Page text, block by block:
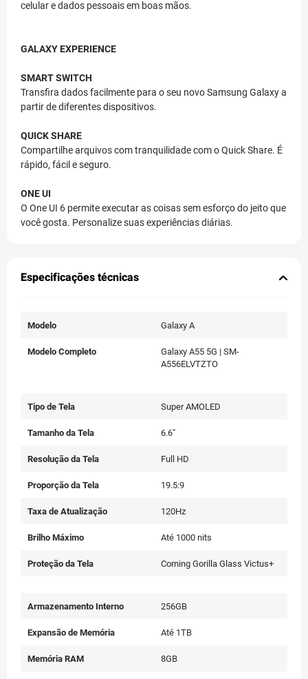
celular e dados pessoais em boas mãos.
GALAXY EXPERIENCE
SMART SWITCH
Transfira dados facilmente para o seu novo Samsung Galaxy a
partir de diferentes dispositivos.
QUICK SHARE
Compartilhe arquivos com tranquilidade com o Quick Share. É
rápido, fácil e seguro.
ONE UI
O One UI 6 permite executar as coisas sem esforço do jeito que
você gosta. Personalize suas experiências diárias.
Especificações técnicas
Modelo Galaxy A
Modelo Completo
Galaxy A55 5G | SM-
A556ELVTZTO
Tipo de Tela Super AMOLED
Tamanho da Tela 6.6"
Resolução da Tela Full HD
Proporção da Tela 19.5:9
Taxa de Atualização 120Hz
Brilho Máximo Até 1000 nits
Proteção da Tela Corning Gorilla Glass Victus+
Armazenamento Interno 256GB
Expansão de Memória Até 1TB
Memória RAM 8GB